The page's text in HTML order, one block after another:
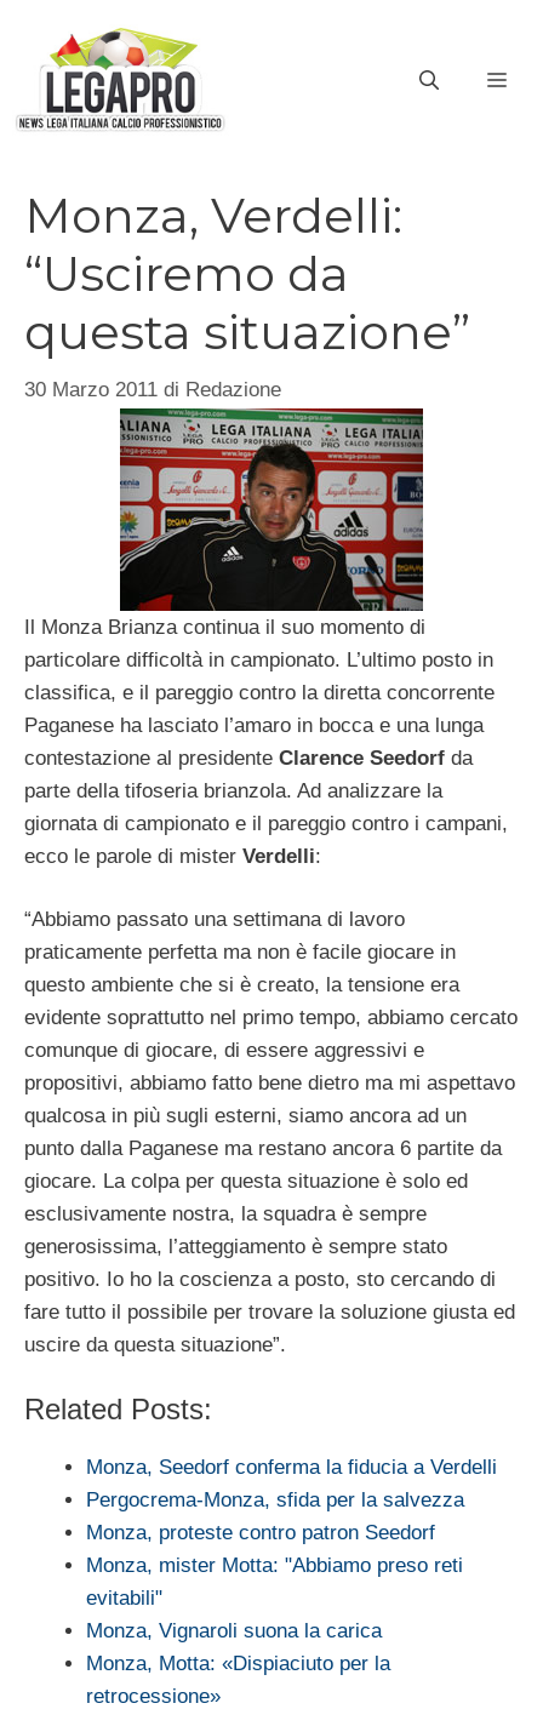
contenuto
Monza, Verdelli:
“Usciremo da
questa situazione”
30 Marzo 2011 di Redazione
Il Monza Brianza continua il suo momento di
particolare difficoltà in campionato. L’ultimo posto in
classifica, e il pareggio contro la diretta concorrente
Paganese ha lasciato l’amaro in bocca e una lunga
contestazione al presidente Clarence Seedorf da
parte della tifoseria brianzola. Ad analizzare la
giornata di campionato e il pareggio contro i campani,
ecco le parole di mister Verdelli:
“Abbiamo passato una settimana di lavoro
praticamente perfetta ma non è facile giocare in
questo ambiente che si è creato, la tensione era
evidente soprattutto nel primo tempo, abbiamo cercato
comunque di giocare, di essere aggressivi e
propositivi, abbiamo fatto bene dietro ma mi aspettavo
qualcosa in più sugli esterni, siamo ancora ad un
punto dalla Paganese ma restano ancora 6 partite da
giocare. La colpa per questa situazione è solo ed
esclusivamente nostra, la squadra è sempre
generosissima, l’atteggiamento è sempre stato
positivo. Io ho la coscienza a posto, sto cercando di
fare tutto il possibile per trovare la soluzione giusta ed
uscire da questa situazione”.
Related Posts:
Monza, Seedorf conferma la fiducia a Verdelli
Pergocrema-Monza, sfida per la salvezza
Monza, proteste contro patron Seedorf
Monza, mister Motta: "Abbiamo preso reti
evitabili"
Monza, Vignaroli suona la carica
Monza, Motta: «Dispiaciuto per la
retrocessione»